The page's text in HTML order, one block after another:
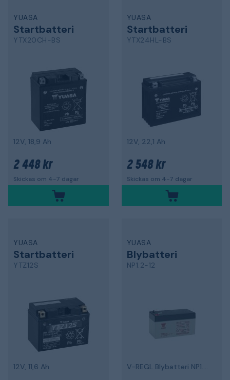
YUASA
Startbatteri
YTX20CH-BS
12V, 18,9 Ah
2 448 kr
Skickas om 4-7 dagar
YUASA
Startbatteri
YTX24HL-BS
12V, 22,1 Ah
2 548 kr
Skickas om 4-7 dagar
YUASA
Startbatteri
YTZ12S
12V, 11,6 Ah
YUASA
Blybatteri
NP1.2-12
V-REGL Blybatteri NP1.2-12